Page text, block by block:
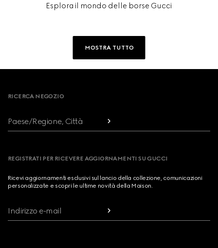
Esplora il mondo delle borse Gucci
MOSTRA TUTTO
Footer
RICERCA NEGOZIO
Paese/Regione, Città
REGISTRATI PER RICEVERE AGGIORNAMENTI SU GUCCI
Ricevi aggiornamenti esclusivi sul lancio della collezione, comunicazioni
personalizzate e scopri le ultime novità della Maison.
Indirizzo e-mail